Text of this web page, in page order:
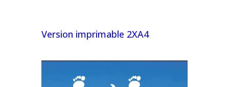
Version imprimable 2XA4